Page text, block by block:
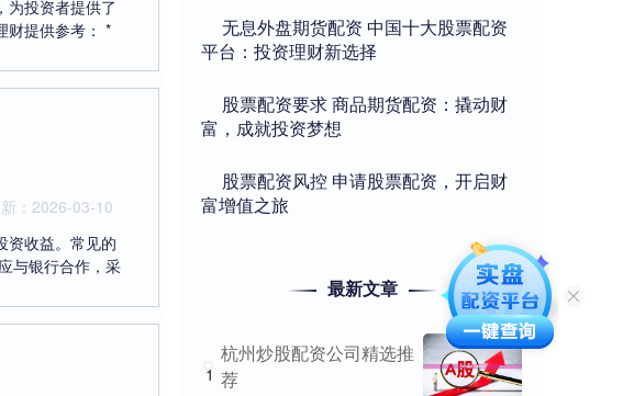
为投资者提供了
财提供参考： *
：2026-03-10
资收益。常见的
与银行合作，采
​无息外盘期货配资 中国十大股票配资
平台：投资理财新选择
​股票配资要求 商品期货配资：撬动财
富，成就投资梦想
​股票配资风控 申请股票配资，开启财
富增值之旅
最新文章
1
杭州炒股配资公司精选推
荐